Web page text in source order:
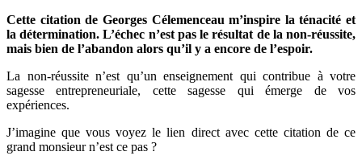
réussi
Cette citation de Georges Célemenceau m’inspire la ténacité et
la détermination. L’échec n’est pas le résultat de la non-réussite,
mais bien de l’abandon alors qu’il y a encore de l’espoir.
La non-réussite n’est qu’un enseignement qui contribue à votre
sagesse entrepreneuriale, cette sagesse qui émerge de vos
expériences.
J’imagine que vous voyez le lien direct avec cette citation de ce
grand monsieur n’est ce pas ?